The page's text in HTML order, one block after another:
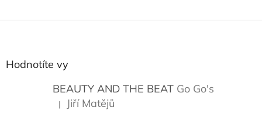
Z
Hodnotíte vy
BEAUTY AND THE BEAT Go Go's
Hodnocení produktu je 5 z 5 hvězdiček.
| Jiří Matějů